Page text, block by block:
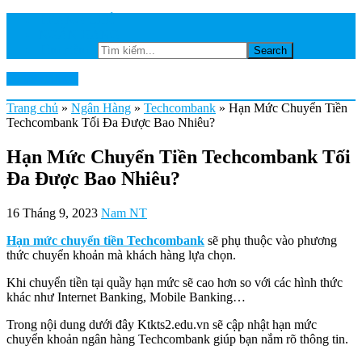
Trang chủ » Ngân Hàng » Techcombank » Hạn Mức Chuyển Tiền
Techcombank Tối Đa Được Bao Nhiêu?
Hạn Mức Chuyển Tiền Techcombank Tối
Đa Được Bao Nhiêu?
16 Tháng 9, 2023 Nam NT
Hạn mức chuyển tiền Techcombank sẽ phụ thuộc vào phương
thức chuyển khoản mà khách hàng lựa chọn.
Khi chuyển tiền tại quầy hạn mức sẽ cao hơn so với các hình thức
khác như Internet Banking, Mobile Banking…
Trong nội dung dưới đây Ktkts2.edu.vn sẽ cập nhật hạn mức
chuyển khoản ngân hàng Techcombank giúp bạn nắm rõ thông tin.